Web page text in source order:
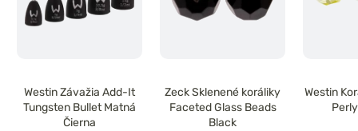
Westin Závažia Add-It
Tungsten Bullet Matná
Čierna
Zeck Sklenené koráliky
Faceted Glass Beads
Black
Westin